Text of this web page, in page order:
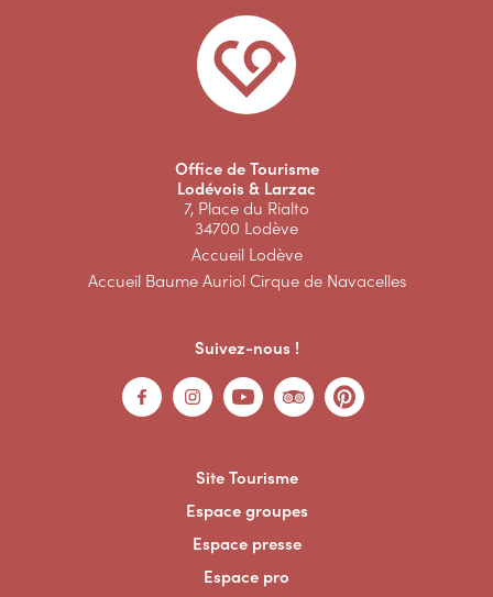
Office de Tourisme
Lodévois & Larzac
7, Place du Rialto
34700 Lodève
Accueil Lodève
Accueil Baume Auriol Cirque de Navacelles
Suivez-nous !
Site Tourisme
Espace groupes
Espace presse
Espace pro